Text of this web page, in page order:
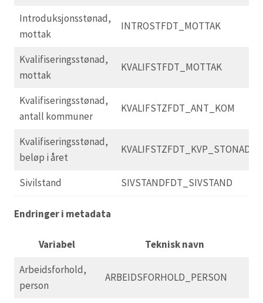
Introduksjonsstønad,
mottak
INTROSTFDT_MOTTAK
Kvalifiseringsstønad,
mottak
KVALIFSTFDT_MOTTAK
Kvalifiseringsstønad,
antall kommuner
KVALIFSTZFDT_ANT_KOM
Kvalifiseringsstønad,
beløp i året
KVALIFSTZFDT_KVP_STONAD
Sivilstand SIVSTANDFDT_SIVSTAND
Endringer i metadata
Variabel
Teknisk navn
Arbeidsforhold,
person
ARBEIDSFORHOLD_PERSON